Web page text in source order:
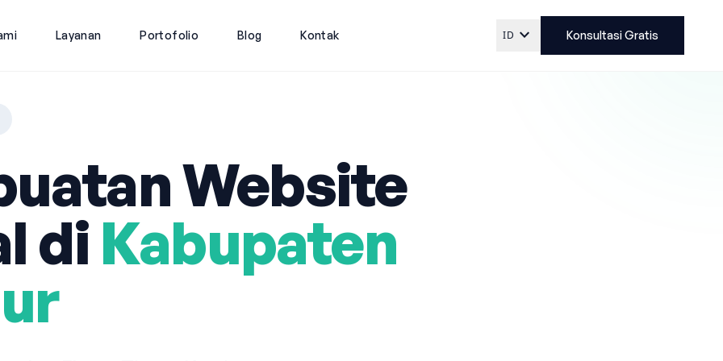
Layanan Portofolio Blog Kontak ID expand_more Konsultasi Gratis
Website
di Kabupaten